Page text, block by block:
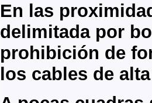
En las
delimitada por
prohibición de
los cables de